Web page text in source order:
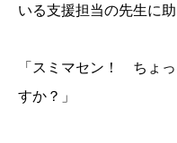
いる支援担当の先生に助
「スミマセン！ ちょ
すか？」